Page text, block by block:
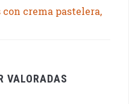
con crema pastelera,
VALORADAS